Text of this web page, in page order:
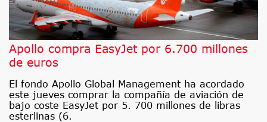
Apollo compra EasyJet por 6.700 millones
de euros
El fondo Apollo Global Management ha acordado
este jueves comprar la compañía de aviación de
bajo coste EasyJet por 5. 700 millones de libras
esterlinas (6.